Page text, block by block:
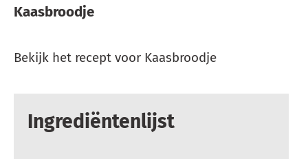
Kaasbroodje
Bekijk het recept voor Kaasbroodje
Ingrediëntenlijst